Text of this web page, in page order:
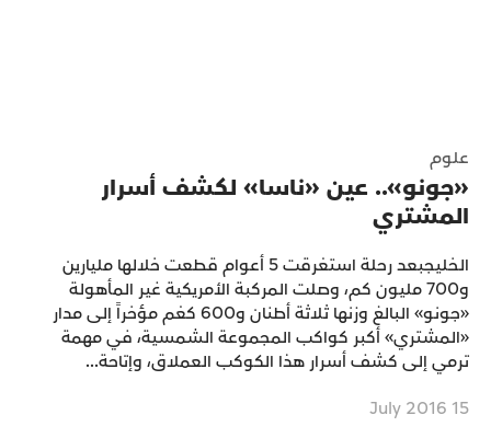
علوم
«جونو».. عين «ناسا» لكشف أسرار
المشتري
الخليجبعد رحلة استغرقت 5 أعوام قطعت خلالها مليارين
و700 مليون كم، وصلت المركبة الأمريكية غير المأهولة
«جونو» البالغ وزنها ثلاثة أطنان و600 كغم مؤخراً إلى مدار
«المشتري» أكبر كواكب المجموعة الشمسية، في مهمة
ترمي إلى كشف أسرار هذا الكوكب العملاق، وإتاحة...
15 July 2016